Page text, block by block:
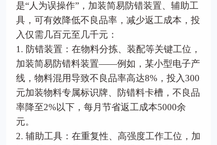
是“人为误操作”，加装简易防错装置、辅助工
具，可有效降低不良品率，减少返工成本，投
入仅需几百元至几千元：
1. 防错装置：在物料分拣、装配等关键工位，
加装简易防错料装置——例如，某小型电子产
线，物料混用导致不良品率高达8%，投入300
元加装物料专属标识牌、防错料卡槽，不良品
率降至2%以下，每月节省返工成本5000余
元。
2. 辅助工具：在重复性、高强度工作工位，加